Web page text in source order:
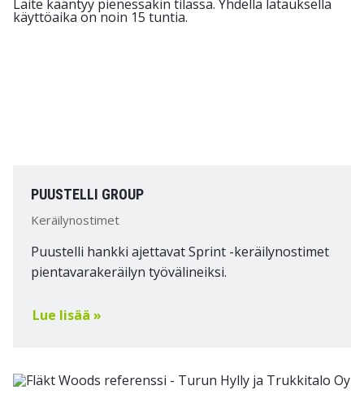
PUUSTELLI GROUP
Keräilynostimet
Puustelli hankki ajettavat Sprint -keräilynostimet
pientavarakeräilyn työvälineiksi.
Lue lisää »